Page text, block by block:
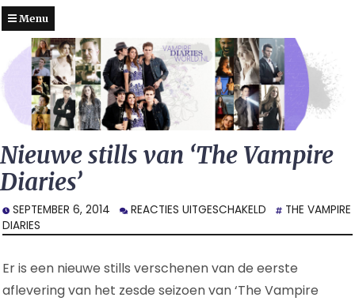
Menu
Nieuwe stills van ‘The Vampire
Diaries’
SEPTEMBER 6, 2014 REACTIES UITGESCHAKELD VOOR
STILLS
‘THE
VAMPIRE
THE VAMPIRE
DIARIES
Er is een nieuwe stills verschenen van de eerste
aflevering van het zesde seizoen van ‘The Vampire